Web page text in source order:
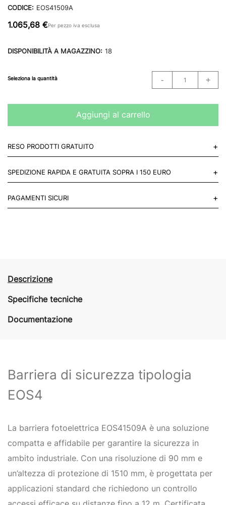
CODICE: EOS41509A
1.065,68 €Per pezzo iva esclusa
DISPONIBILITÀ A MAGAZZINO: 18
Seleziona la quantità
Aggiungi al carrello
RESO PRODOTTI GRATUITO +
Mettiti in contatto con noi
SPEDIZIONE RAPIDA E GRATUITA SOPRA I 150 EURO +
del mondo.
PAGAMENTI SICURI +
Descrizione
Specifiche tecniche
Documentazione
Barriera di sicurezza tipologia
EOS4
La barriera fotoelettrica EOS41509A è una soluzione
compatta e affidabile per garantire la sicurezza in
ambito industriale. Con una risoluzione di 90 mm e
un’altezza di protezione di 1510 mm, è progettata per
applicazioni standard che richiedono un controllo